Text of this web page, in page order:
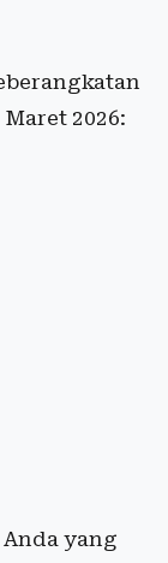
2026:
yang